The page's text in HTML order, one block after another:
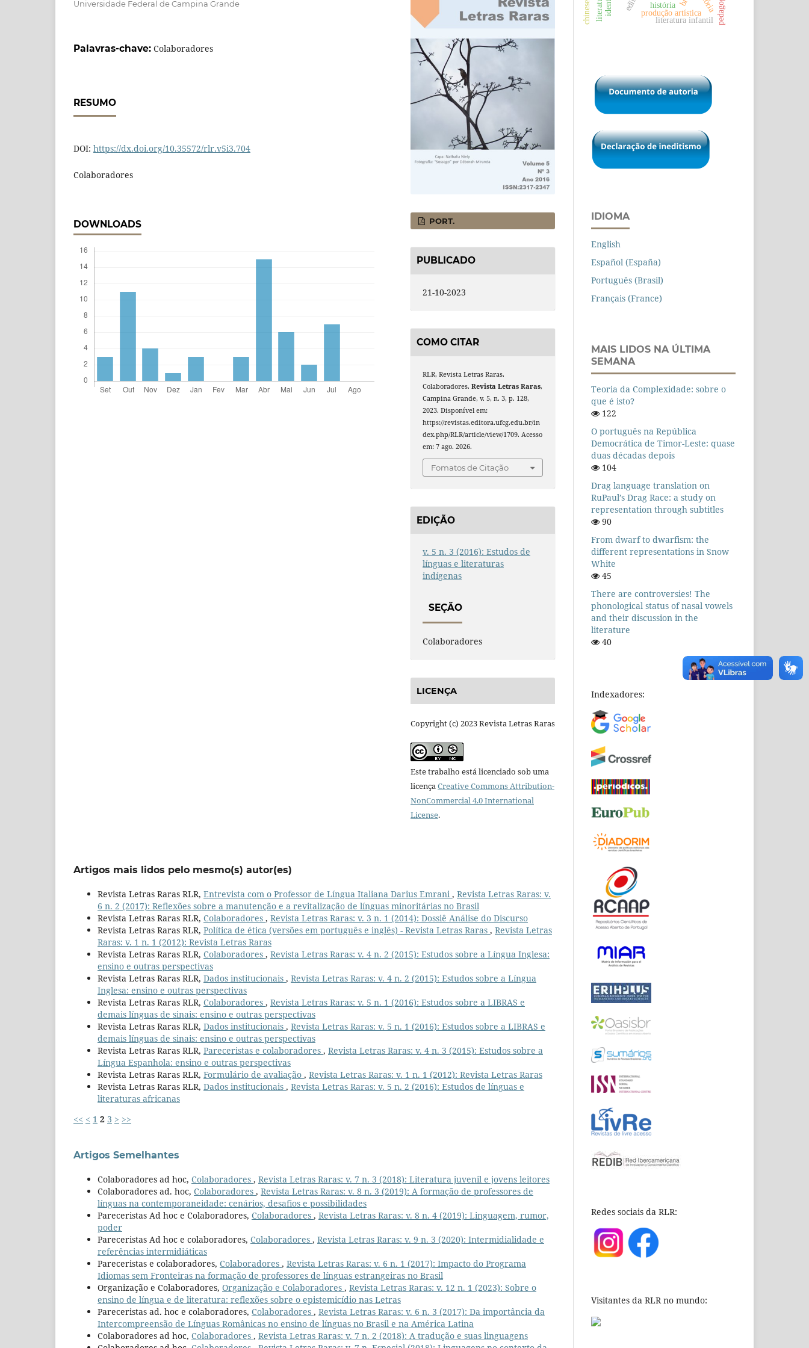
Universidade Federal de Campina Grande
Palavras-chave: Colaboradores
RESUMO
DOI: https://dx.doi.org/10.35572/rlr.v5i3.704
Colaboradores
DOWNLOADS PORT.
PUBLICADO
21-10-2023
COMO CITAR
RLR, Revista Letras Raras.
Colaboradores.Revista Letras Raras,
Campina Grande, v. 5, n. 3, p. 128,
2023. Disponível em:
https://revistas.editora.ufcg.edu.br/in
dex.php/RLR/article/view/1709. Acesso
em: 7 ago. 2026.
Fomatos de Citação
EDIÇÃO
v. 5 n. 3 (2016): Estudos de
línguas e literaturas
indígenas
SEÇÃO
Colaboradores
LICENÇA
Copyright (c) 2023 Revista Letras Raras
Este trabalho está licenciado sob uma
licençaCreative Commons Attribution-
NonCommercial 4.0 International
License.
Artigos mais lidos pelo mesmo(s) autor(es)
Revista Letras Raras RLR, Entrevista com o Professor de Língua Italiana Darius Emrani, Revista Letras Raras: v.
6 n. 2 (2017): Reflexões sobre a manutenção e a revitalização de línguas minoritárias no Brasil
Revista Letras Raras RLR, Colaboradores , Revista Letras Raras: v. 3 n. 1 (2014): Dossiê Análise do Discurso
Revista Letras Raras RLR, Política de ética (versões em português e inglês) - Revista Letras Raras , Revista Letras
Raras: v. 1 n. 1 (2012): Revista Letras Raras
Revista Letras Raras RLR, Colaboradores , Revista Letras Raras: v. 4 n. 2 (2015): Estudos sobre a Língua Inglesa:
ensino e outras perspectivas
Revista Letras Raras RLR, Dados institucionais , Revista Letras Raras: v. 4 n. 2 (2015): Estudos sobre a Língua
Inglesa: ensino e outras perspectivas
Revista Letras Raras RLR, Colaboradores , Revista Letras Raras: v. 5 n. 1 (2016): Estudos sobre a LIBRAS e
demais línguas de sinais: ensino e outras perspectivas
Revista Letras Raras RLR, Dados institucionais , Revista Letras Raras: v. 5 n. 1 (2016): Estudos sobre a LIBRAS e
demais línguas de sinais: ensino e outras perspectivas
Revista Letras Raras RLR, Pareceristas e colaboradores , Revista Letras Raras: v. 4 n. 3 (2015): Estudos sobre a
Língua Espanhola: ensino e outras perspectivas
Revista Letras Raras RLR, Formulário de avaliação , Revista Letras Raras: v. 1 n. 1 (2012): Revista Letras Raras
Revista Letras Raras RLR, Dados institucionais , Revista Letras Raras: v. 5 n. 2 (2016): Estudos de línguas e
literaturas africanas
<< < 1 2 3 > >>
Artigos Semelhantes
Colaboradores ad hoc, Colaboradores , Revista Letras Raras: v. 7 n. 3 (2018): Literatura juvenil e jovens leitores
Colaboradores ad. hoc, Colaboradores , Revista Letras Raras: v. 8 n. 3 (2019): A formação de professores de
línguas na contemporaneidade: cenários, desafios e possibilidades
Pareceristas Ad hoc e Colaboradores, Colaboradores , Revista Letras Raras: v. 8 n. 4 (2019): Linguagem, rumor,
poder
Pareceristas Ad hoc e colaboradores, Colaboradores , Revista Letras Raras: v. 9 n. 3 (2020): Intermidialidade e
referências intermidiáticas
Pareceristas e colaboradores, Colaboradores , Revista Letras Raras: v. 6 n. 1 (2017): Impacto do Programa
Idiomas sem Fronteiras na formação de professores de línguas estrangeiras no Brasil
Organização e Colaboradores, Organização e Colaboradores , Revista Letras Raras: v. 12 n. 1 (2023): Sobre o
ensino de língua e de literatura: reflexões sobre o epistemicídio nas Letras
Pareceristas ad. hoc e colaboradores, Colaboradores , Revista Letras Raras: v. 6 n. 3 (2017): Da importância da
Intercompreensão de Línguas Românicas no ensino de línguas no Brasil e na América Latina
Colaboradores ad hoc, Colaboradores , Revista Letras Raras: v. 7 n. 2 (2018): A tradução e suas linguagens
história
produção artística
literatura infantil pedagogy
IDIOMA
English
Español (España)
Português (Brasil)
Français (France)
MAIS LIDOS NA ÚLTIMA
SEMANA
Teoria da Complexidade: sobre o
que é isto?
122
O português na República
Democrática de Timor-Leste: quase
duas décadas depois
104
Drag language translation on
RuPaul’s Drag Race: a study on
representation through subtitles
90
From dwarf to dwarfism: the
different representations in Snow
White
45
There are controversies! The
phonological status of nasal vowels
and their discussion in the
literature
40
Indexadores:
Redes sociais da RLR:
Visitantes da RLR no mundo: